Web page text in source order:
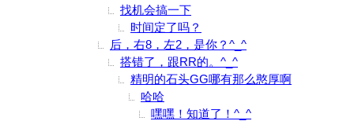
找机会搞一下
时间定了吗？
后，右8，左2，是你？^_^
搭错了，跟RR的。^_^
精明的石头GG哪有那么憨厚啊
哈哈
嘿嘿！知道了！^_^